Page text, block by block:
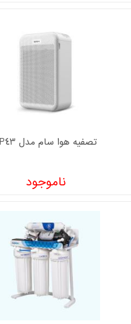
تصفیه هوا سام مدل AP43
ناموجود